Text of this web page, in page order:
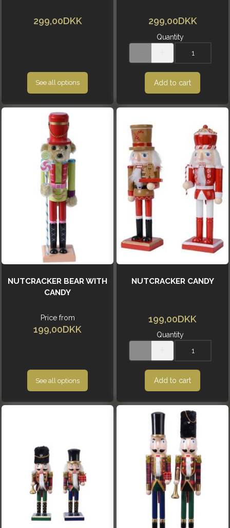
299,00DKK
See all options
299,00DKK
Quantity
Add to cart
NUTCRACKER BEAR WITH
CANDY
Price from
199,00DKK
See all options
NUTCRACKER CANDY
199,00DKK
Quantity
Add to cart